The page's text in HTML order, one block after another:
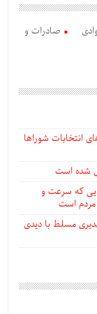
صادرات و
انتخابات شوراها
شده است
که سرعت و
مردم است
مسلط با دیدی